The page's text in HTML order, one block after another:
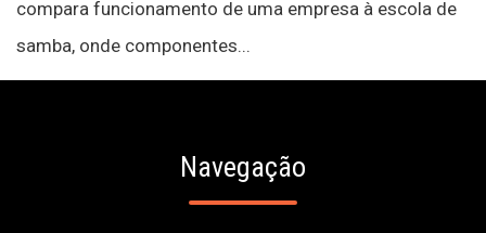
compara funcionamento de uma empresa à escola de
samba, onde componentes...
Navegação